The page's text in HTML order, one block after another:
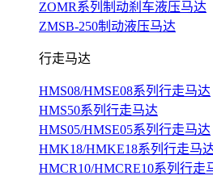
ZOMR系列制动刹车液压马达
ZMSB-250制动液压马达
行走马达
HMS08/HMSE08系列行走马达
HMS50系列行走马达
HMS05/HMSE05系列行走马达
HMK18/HMKE18系列行走马
HMCR10/HMCRE10系列行走